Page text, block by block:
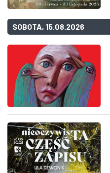
SOBOTA, 15.08.2026